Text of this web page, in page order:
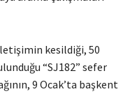
kesildiği, 50
“SJ182” sefer
9 Ocak’ta başkent